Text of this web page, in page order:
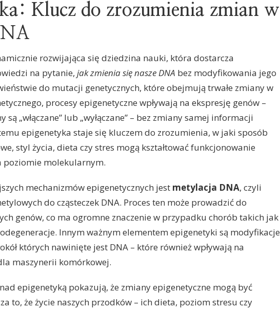
Klucz do zrozumienia zmian w
rozwijająca się dziedzina nauki, która dostarcza
na pytanie, jak zmienia się nasze DNA bez modyfikowania jego
do mutacji genetycznych, które obejmują trwałe zmiany w
procesy epigenetyczne wpływają na ekspresję genów –
są „włączane” lub „wyłączane” – bez zmiany samej informacji
epigenetyka staje się kluczem do zrozumienia, w jaki sposób
styl życia, dieta czy stres mogą kształtować funkcjonowanie
poziomie molekularnym.
mechanizmów epigenetycznych jest metylacja DNA, czyli
do cząsteczek DNA. Proces ten może prowadzić do
genów, co ma ogromne znaczenie w przypadku chorób takich jak
Innym ważnym elementem epigenetyki są modyfikacje
których nawinięte jest DNA – które również wpływają na
maszynerii komórkowej.
epigenetyką pokazują, że zmiany epigenetyczne mogą być
to, że życie naszych przodków – ich dieta, poziom stresu czy